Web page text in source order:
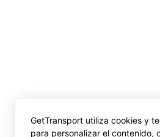
GetTransport utiliza cookies y
para personalizar el contenido,